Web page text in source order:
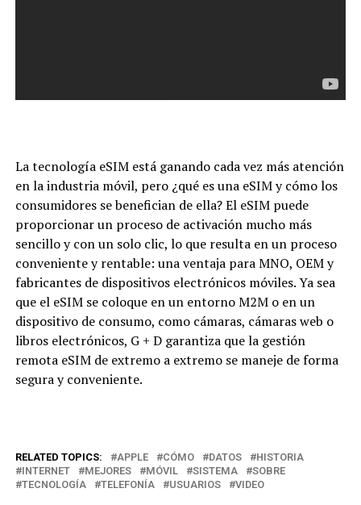
La tecnología eSIM está ganando cada vez más atención
en la industria móvil, pero ¿qué es una eSIM y cómo los
consumidores se benefician de ella? El eSIM puede
proporcionar un proceso de activación mucho más
sencillo y con un solo clic, lo que resulta en un proceso
conveniente y rentable: una ventaja para MNO, OEM y
fabricantes de dispositivos electrónicos móviles. Ya sea
que el eSIM se coloque en un entorno M2M o en un
dispositivo de consumo, como cámaras, cámaras web o
libros electrónicos, G + D garantiza que la gestión
remota eSIM de extremo a extremo se maneje de forma
segura y conveniente.
RELATED TOPICS: APPLE CÓMO DATOS
HISTORIA
INTERNET
MEJORES MÓVIL SISTEMA
SOBRE
TECNOLOGÍA
TELEFONÍA USUARIOS VIDEO